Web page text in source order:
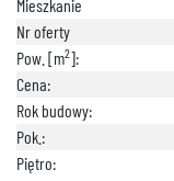
Mieszkanie
Nr oferty
Pow. [m2]:
Cena:
Rok budowy:
Pok.:
Piętro: